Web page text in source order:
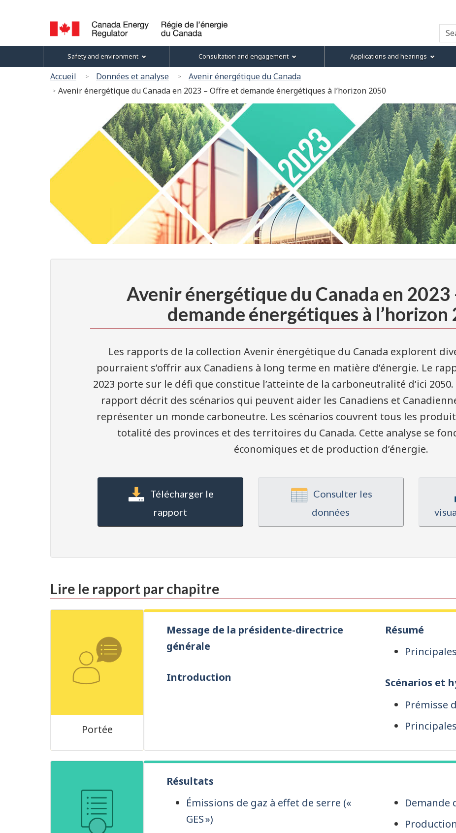
content
this
site"
selection
Canada
Energy
Regulator
/
Régie
Topics
menu
Safety and environment Consultation and engagement Applications and hearings
Accueil Données et analyse
Avenir énergétique du Canada
Avenir énergétique du Canada en 2023 – Offre et demande énergétiques à l’horizon 2050
Avenir énergétique du Canada en
demande énergétiques à l’horizon
Les rapports de la collection Avenir énergétique du Canada explorent
pourraient s’offrir aux Canadiens à long terme en matière d’énergie. Le
2023 porte sur le défi que constitue l’atteinte de la carboneutralité d’ici
rapport décrit des scénarios qui peuvent aider les Canadiens et
représenter un monde carboneutre. Les scénarios couvrent tous les
totalité des provinces et des territoires du Canada. Cette analyse se
économiques et de production d’énergie.
Télécharger le
rapport
Consulter les
données
Lire le rapport par chapitre
Portée
Message de la présidente-directrice
générale
Introduction
Résumé
Scénarios et
Prémisse
Résultats
Émissions de gaz à effet de serre («
GES »)
Demande